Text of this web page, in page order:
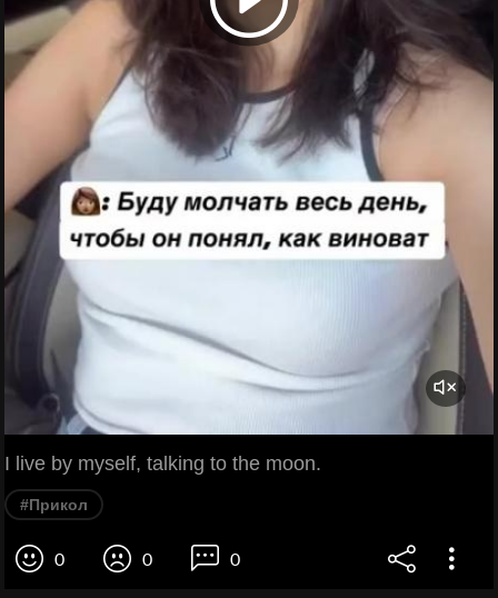
I live by myself, talking to the moon.
#Прикол
0 0 0